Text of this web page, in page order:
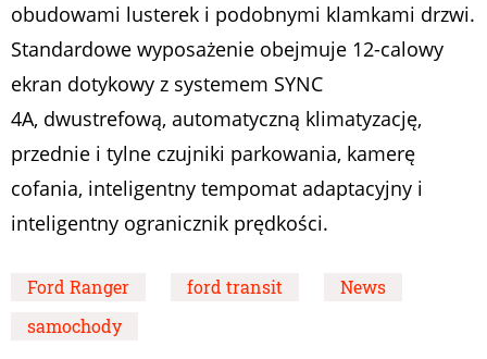
obudowami lusterek i podobnymi klamkami drzwi.
Standardowe wyposażenie obejmuje 12-calowy
ekran dotykowy z systemem SYNC
4A, dwustrefową, automatyczną klimatyzację,
przednie i tylne czujniki parkowania, kamerę
cofania, inteligentny tempomat adaptacyjny i
inteligentny ogranicznik prędkości.
Ford Ranger ford transit
News
samochody